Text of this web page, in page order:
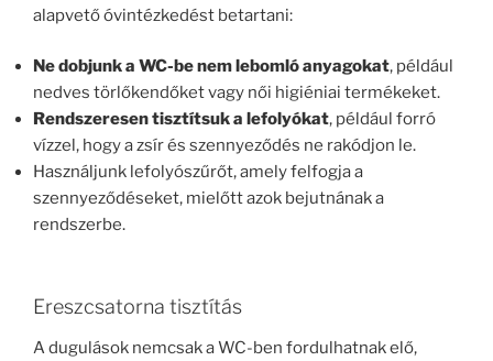
alapvető óvintézkedést betartani:
Ne dobjunk a WC-be nem lebomló anyagokat, például
nedves törlőkendőket vagy női higiéniai termékeket.
Rendszeresen tisztítsuk a lefolyókat, például forró
vízzel, hogy a zsír és szennyeződés ne rakódjon le.
Használjunk lefolyószűrőt, amely felfogja a
szennyeződéseket, mielőtt azok bejutnának a
rendszerbe.
Ereszcsatorna tisztítás
A dugulások nemcsak a WC-ben fordulhatnak elő,